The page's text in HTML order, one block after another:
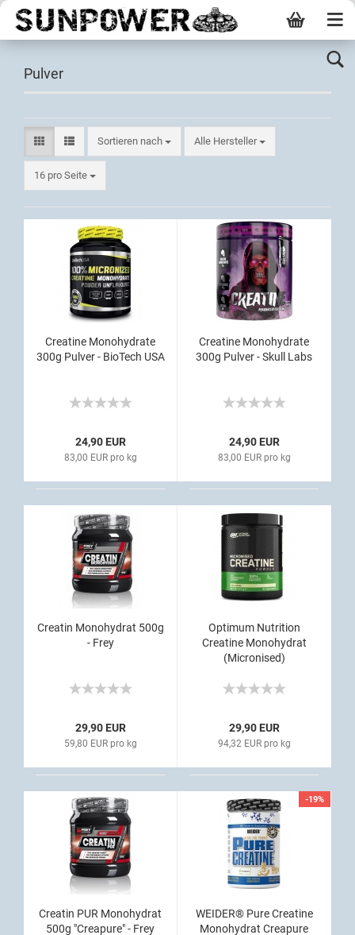
Pulver
Sortieren nach Alle Hersteller
16 pro Seite
Creatine Monohydrate
300g Pulver - BioTech USA
24,90 EUR
83,00 EUR pro kg
Creatine Monohydrate
300g Pulver - Skull Labs
24,90 EUR
83,00 EUR pro kg
Creatin Monohydrat 500g
- Frey
29,90 EUR
59,80 EUR pro kg
Optimum Nutrition
Creatine Monohydrat
(Micronised)
29,90 EUR
94,32 EUR pro kg
Creatin PUR Monohydrat
500g "Creapure" - Frey
-19%
WEIDER® Pure Creatine
Monohydrat Creapure